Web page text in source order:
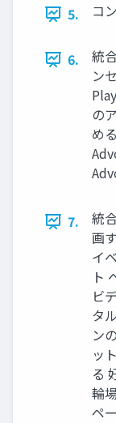
5. コ
6.
統
ン
の
め
7.
統
画
イ
ト
ビ
タ
ン
ッ
る
輪
ペ